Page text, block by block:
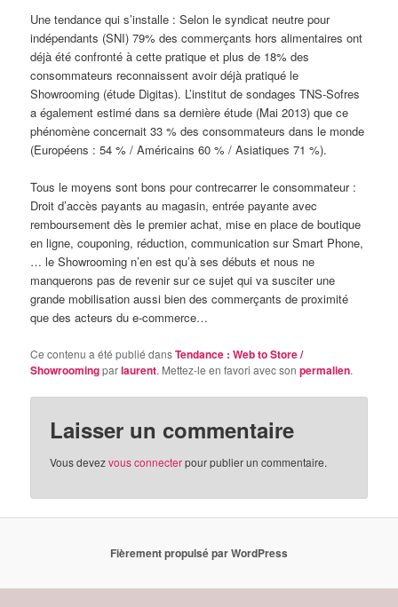
Une tendance qui s’installe : Selon le syndicat neutre pour
indépendants (SNI) 79% des commerçants hors alimentaires ont
déjà été confronté à cette pratique et plus de 18% des
consommateurs reconnaissent avoir déjà pratiqué le
Showrooming (étude Digitas). L’institut de sondages TNS-Sofres
a également estimé dans sa dernière étude (Mai 2013) que ce
phénomène concernait 33 % des consommateurs dans le monde
(Européens : 54 % / Américains 60 % / Asiatiques 71 %).
Tous le moyens sont bons pour contrecarrer le consommateur :
Droit d’accès payants au magasin, entrée payante avec
remboursement dès le premier achat, mise en place de boutique
en ligne, couponing, réduction, communication sur Smart Phone,
… le Showrooming n’en est qu’à ses débuts et nous ne
manquerons pas de revenir sur ce sujet qui va susciter une
grande mobilisation aussi bien des commerçants de proximité
que des acteurs du e-commerce…
Ce contenu a été publié dansTendance : Web to Store /
Showroomingparlaurent. Mettez-le en favori avec sonpermalien.
Laisser un commentaire
Vous devezvous connecterpour publier un commentaire.
Fièrement propulsé par WordPress